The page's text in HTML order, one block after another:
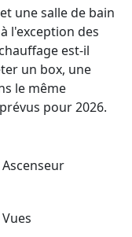
une salle de bain
l'exception des
est-il
un box, une
le même
pour 2026.
Ascenseur
Vues